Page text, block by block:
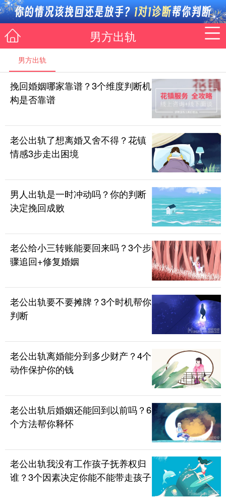
男方出轨
咨询导师 在线课堂 情感求助
挽回老公 情感测试
脱单秘籍 相亲秘籍 约会技巧 女神计划
婆媳相处 家庭暴力
星座情感 情感故事 情感倾诉
男方出轨
挽回婚姻哪家靠谱？3个维度判断机
构是否靠谱
老公出轨了想离婚又舍不得？花镇
情感3步走出困境
男人出轨是一时冲动吗？你的判断
决定挽回成败
老公给小三转账能要回来吗？3个步
骤追回+修复婚姻
老公出轨要不要摊牌？3个时机帮你
判断
老公出轨离婚能分到多少财产？4个
动作保护你的钱
老公出轨后婚姻还能回到以前吗？6
个方法帮你释怀
老公出轨我没有工作孩子抚养权归
谁？3个因素决定你能不能带走孩子